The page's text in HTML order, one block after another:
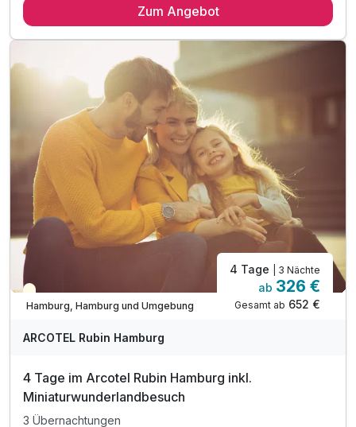
3 x reichhaltiges Frühstück vom Buffet
inkl. Late Check out bis 14.00 Uhr
inkl. W-LAN Nutzung im Hotel & Zimmer
Zum Angebot
Teilweise ausgelastet
Hamburg, Hamburg und Umgebung
4 Tage | 3 Nächte
ab 326 €
Gesamt ab 652 €
ARCOTEL Rubin Hamburg
4 Tage im Arcotel Rubin Hamburg inkl.
Miniaturwunderlandbesuch
3 Übernachtungen